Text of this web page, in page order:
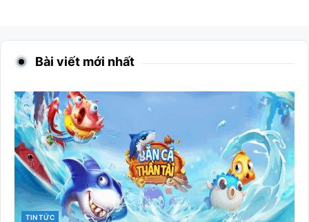
Bài viết mới nhất
CATEGORIES
TIN TỨC